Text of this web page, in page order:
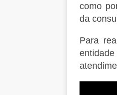
como
da
Para